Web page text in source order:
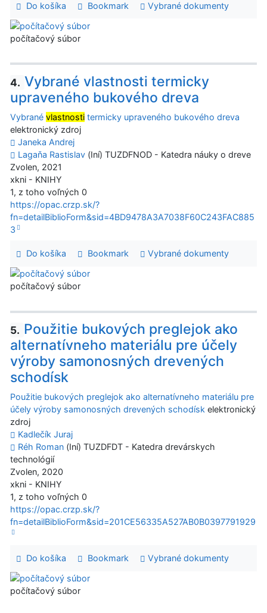
Do košíka Bookmark Vybrané dokumenty
počítačový súbor
4. Vybrané vlastnosti termicky
upraveného bukového dreva
Vybrané vlastnosti termicky upraveného bukového dreva
elektronický zdroj
Janeka Andrej
Lagaňa Rastislav (Iní) TUZDFNOD - Katedra náuky o dreve
Zvolen, 2021
xkni - KNIHY
1, z toho voľných 0
https://opac.crzp.sk/?
fn=detailBiblioForm&sid=4BD9478A3A7038F60C243FAC885
3
Do košíka Bookmark Vybrané dokumenty
počítačový súbor
5. Použitie bukových preglejok ako
alternatívneho materiálu pre účely
výroby samonosných drevených
schodísk
Použitie bukových preglejok ako alternatívneho materiálu pre
účely výroby samonosných drevených schodísk elektronický
zdroj
Kadlečík Juraj
Réh Roman (Iní) TUZDFDT - Katedra drevárskych
technológií
Zvolen, 2020
xkni - KNIHY
1, z toho voľných 0
https://opac.crzp.sk/?
fn=detailBiblioForm&sid=201CE56335A527AB0B0397791929
Do košíka Bookmark Vybrané dokumenty
počítačový súbor